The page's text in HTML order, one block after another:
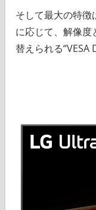
そして最大の特徴
に応じて、解像度
替えられる“VESA